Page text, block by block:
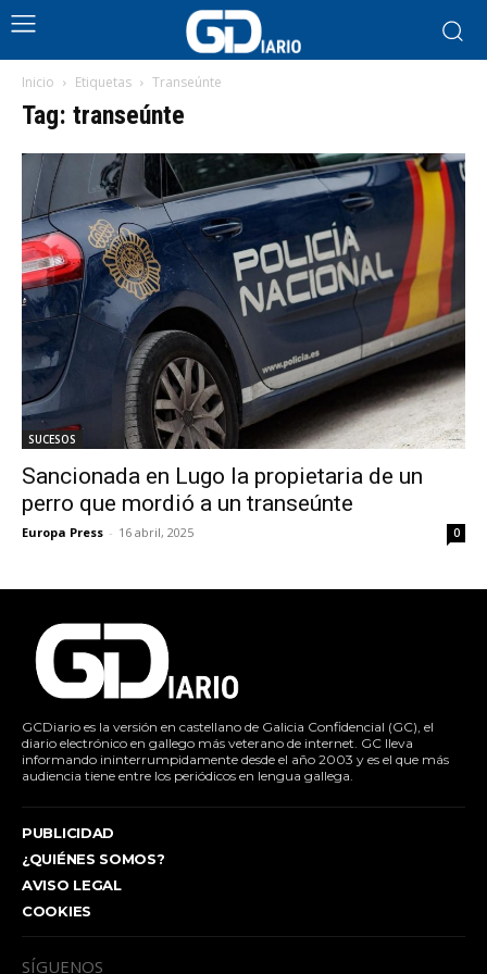
Inicio Etiquetas Transeúnte
Tag: transeúnte
SUCESOS
Sancionada en Lugo la propietaria de un
perro que mordió a un transeúnte
Europa Press - 16 abril, 2025 0
GCDiario es la versión en castellano de Galicia Confidencial (GC), el
diario electrónico en gallego más veterano de internet. GC lleva
informando ininterrumpidamente desde el año 2003 y es el que más
audiencia tiene entre los periódicos en lengua gallega.
PUBLICIDAD
¿QUIÉNES SOMOS?
AVISO LEGAL
COOKIES
SÍGUENOS